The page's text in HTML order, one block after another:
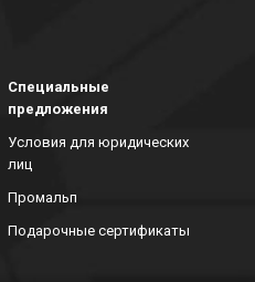
Специальные
предложения
Условия для юридических
лиц
Промальп
Подарочные сертификаты